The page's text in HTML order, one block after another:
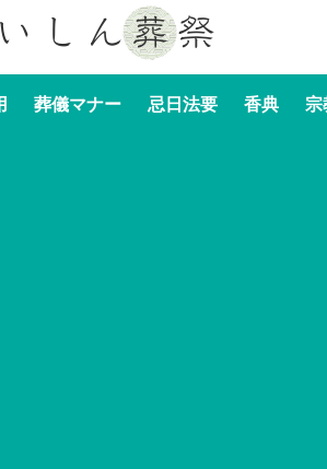
葬儀マナー 忌日法要 香典 宗